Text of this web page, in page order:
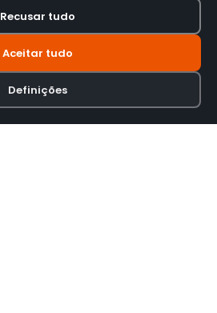
Recusar tudo
Aceitar tudo
Definições